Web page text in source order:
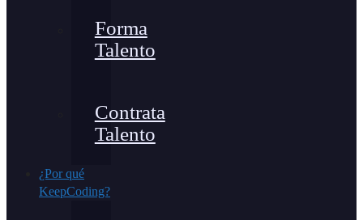
Forma
Talento
Contrata
Talento
¿Por qué
KeepCoding?